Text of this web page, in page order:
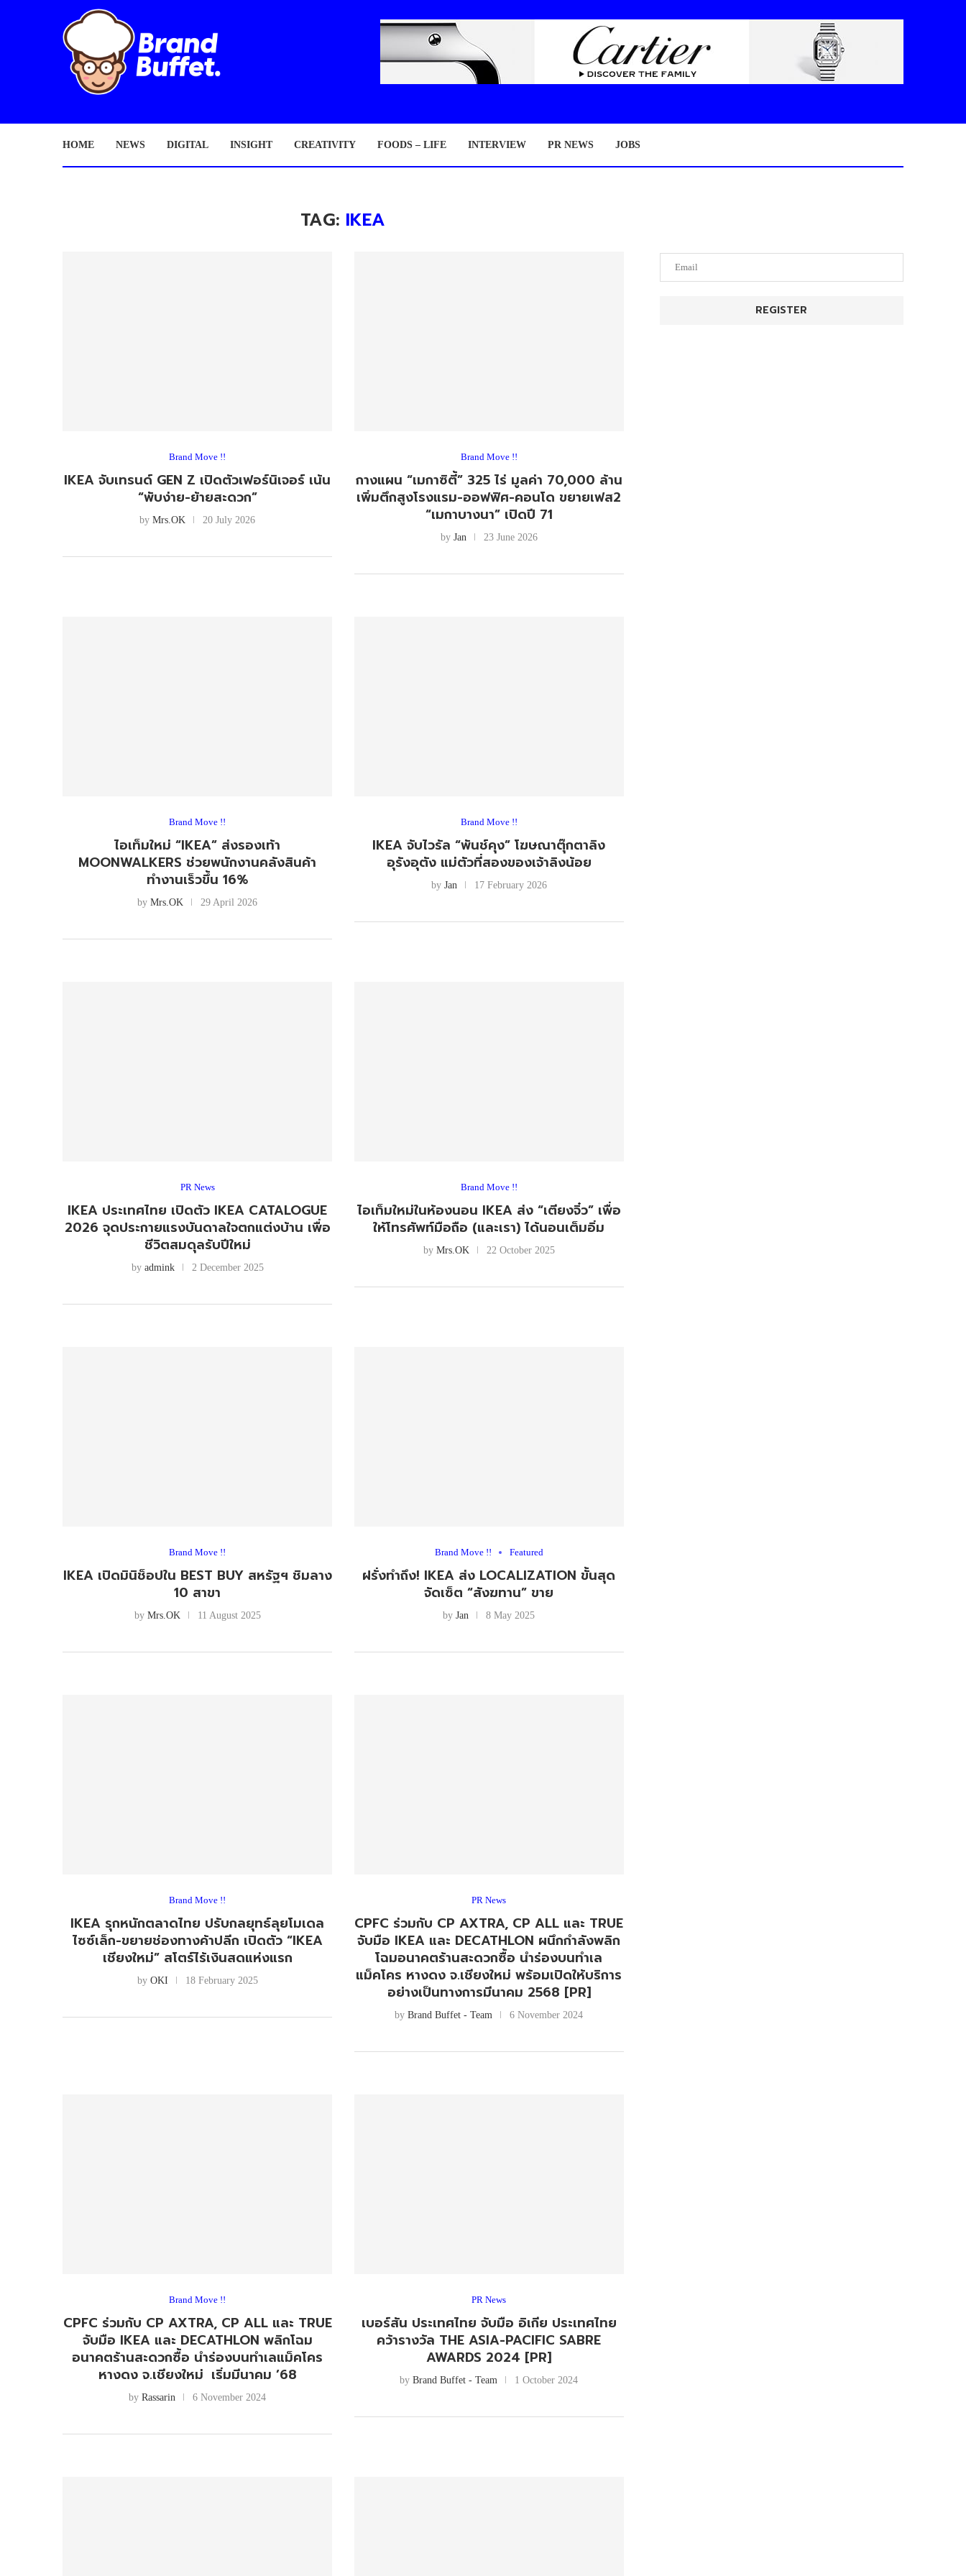
HOME NEWS DIGITAL INSIGHT CREATIVITY FOODS – LIFE INTERVIEW PR NEWS JOBS
TAG: IKEA
Brand Move !!
IKEA จับเทรนด์ GEN Z เปิดตัวเฟอร์นิเจอร์ เน้น
“พับง่าย-ย้ายสะดวก”
byMrs.OK 20 July 2026
Brand Move !!
กางแผน “เมกาซิตี้” 325 ไร่ มูลค่า 70,000 ล้าน
เพิ่มตึกสูงโรงแรม-ออฟฟิศ-คอนโด ขยายเฟส2
“เมกาบางนา” เปิดปี 71
by Jan 23 June 2026
Brand Move !!
ไอเท็มใหม่ “IKEA” ส่งรองเท้า
MOONWALKERS ช่วยพนักงานคลังสินค้า
ทำงานเร็วขึ้น 16%
byMrs.OK 29 April 2026
Brand Move !!
IKEA จับไวรัล “พันช์คุง” โฆษณาตุ๊กตาลิง
อุรังอุตัง แม่ตัวที่สองของเจ้าลิงน้อย
by Jan 17 February 2026
PR News
IKEA ประเทศไทย เปิดตัว IKEA CATALOGUE
2026 จุดประกายแรงบันดาลใจตกแต่งบ้าน เพื่อ
ชีวิตสมดุลรับปีใหม่
by admink 2 December 2025
Brand Move !!
ไอเท็มใหม่ในห้องนอน IKEA ส่ง “เตียงจิ๋ว” เพื่อ
ให้โทรศัพท์มือถือ (และเรา) ได้นอนเต็มอิ่ม
by Mrs.OK 22 October 2025
Brand Move !!
IKEA เปิดมินิช็อปใน BEST BUY สหรัฐฯ ชิมลาง
10 สาขา
by Mrs.OK 11 August 2025
Brand Move !! Featured
ฝรั่งทำถึง! IKEA ส่ง LOCALIZATION ขั้นสุด
จัดเซ็ต “สังฆทาน” ขาย
byJan 8 May 2025
Brand Move !!
IKEA รุกหนักตลาดไทย ปรับกลยุทธ์ลุยโมเดล
ไซซ์เล็ก-ขยายช่องทางค้าปลีก เปิดตัว “IKEA
เชียงใหม่” สโตร์ไร้เงินสดแห่งแรก
by OKI 18 February 2025
PR News
CPFC ร่วมกับ CP AXTRA, CP ALL และ TRUE
จับมือ IKEA และ DECATHLON ผนึกกำลังพลิก
โฉมอนาคตร้านสะดวกซื้อ นำร่องบนทำเล
แม็คโคร หางดง จ.เชียงใหม่ พร้อมเปิดให้บริการ
อย่างเป็นทางการมีนาคม 2568 [PR]
byBrand Buffet - Team 6 November 2024
Brand Move !!
CPFC ร่วมกับ CP AXTRA, CP ALL และ TRUE
จับมือ IKEA และ DECATHLON พลิกโฉม
อนาคตร้านสะดวกซื้อ นำร่องบนทำเลแม็คโคร
หางดง จ.เชียงใหม่ เริ่มมีนาคม ’68
byRassarin 6 November 2024
PR News
เบอร์สัน ประเทศไทย จับมือ อิเกีย ประเทศไทย
คว้ารางวัล THE ASIA-PACIFIC SABRE
AWARDS 2024 [PR]
byBrand Buffet - Team 1 October 2024